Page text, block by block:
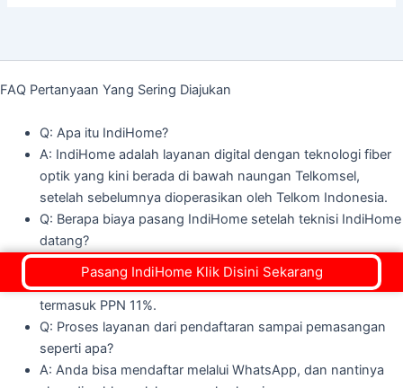
FAQ Pertanyaan Yang Sering Diajukan
Q: Apa itu IndiHome?
A: IndiHome adalah layanan digital dengan teknologi fiber
optik yang kini berada di bawah naungan Telkomsel,
setelah sebelumnya dioperasikan oleh Telkom Indonesia.
Q: Berapa biaya pasang IndiHome setelah teknisi IndiHome
datang?
A: Biaya pemasangan baru IndiHome saat ini gratis, Rp.0,
untuk bulan ini. Biasanya, biayanya adalah Rp555.000
termasuk PPN 11%.
Q: Proses layanan dari pendaftaran sampai pemasangan
seperti apa?
A: Anda bisa mendaftar melalui WhatsApp, dan nantinya
Pasang IndiHome Klik Disini Sekarang